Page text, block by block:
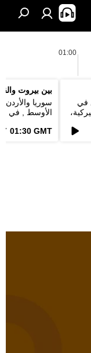
01:00
في
بين بيروت
سوريا
الأوسط , في
01:30 GMT
57